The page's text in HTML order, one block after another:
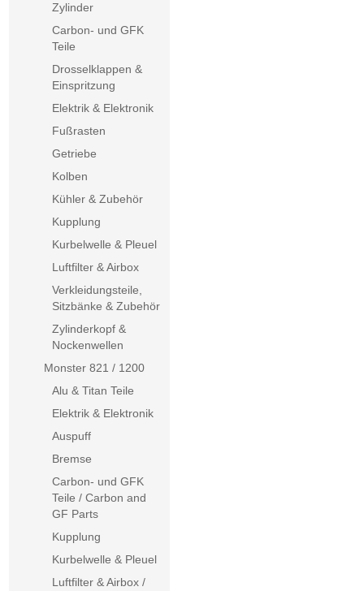
Zylinder
Carbon- und GFK
Teile
Drosselklappen &
Einspritzung
Elektrik & Elektronik
Fußrasten
Getriebe
Kolben
Kühler & Zubehör
Kupplung
Kurbelwelle & Pleuel
Luftfilter & Airbox
Verkleidungsteile,
Sitzbänke & Zubehör
Zylinderkopf &
Nockenwellen
Monster 821 / 1200
Alu & Titan Teile
Elektrik & Elektronik
Auspuff
Bremse
Carbon- und GFK
Teile / Carbon and
GF Parts
Kupplung
Kurbelwelle & Pleuel
Luftfilter & Airbox /